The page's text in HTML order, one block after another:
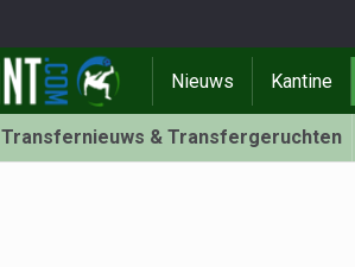
Nieuws Kantine
Transfernieuws & Transfergeruchten